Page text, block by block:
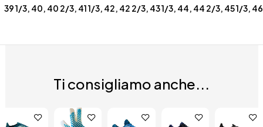
39 1/3, 40, 40 2/3, 41 1/3, 42, 42 2/3, 43 1/3, 44, 44 2/3, 45 1/3, 46
Ti consigliamo anche...